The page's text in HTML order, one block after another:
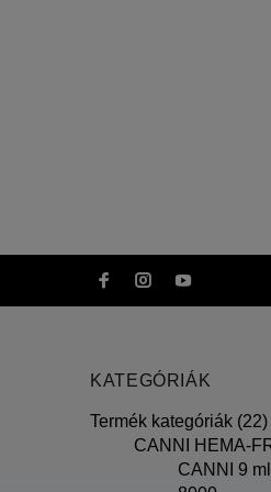
KATEGÓRIÁK
Termék kategóriák (22)
CANNI HEMA-
CANNI 9